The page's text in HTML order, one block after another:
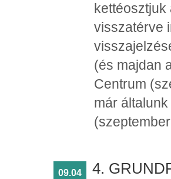
kettéosztjuk
visszatérve
(és majdan
Centrum
már
09.04 4.